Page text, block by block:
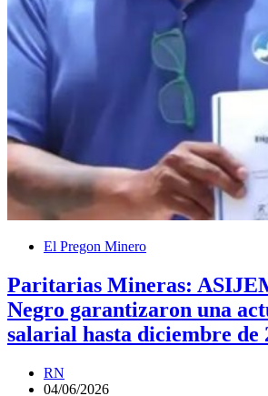
El Pregon Minero
Paritarias Mineras:
Negro garantizaron una
salarial hasta diciembre de
RN
04/06/2026